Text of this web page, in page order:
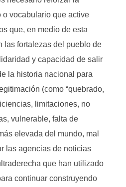
vocabulario que active
que, en medio de esta
las fortalezas del pueblo de
y capacidad de salir
la historia nacional para
(como “quebrado,
limitaciones, no
vulnerable, falta de
elevada del mundo, mal
las agencias de noticias
que han utilizado
continuar construyendo